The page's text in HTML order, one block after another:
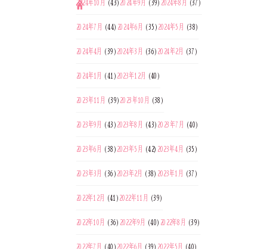
2024年10月 (43) 2024年9月 (39) 2024年8月 (37)
2024年7月 (44) 2024年6月 (35) 2024年5月 (38)
2024年4月 (39) 2024年3月 (36) 2024年2月 (37)
2024年1月 (41) 2023年12月 (40)
2023年11月 (39) 2023年10月 (38)
2023年9月 (43) 2023年8月 (43) 2023年7月 (40)
2023年6月 (38) 2023年5月 (42) 2023年4月 (35)
2023年3月 (36) 2023年2月 (38) 2023年1月 (37)
2022年12月 (41) 2022年11月 (39)
2022年10月 (36) 2022年9月 (40) 2022年8月 (39)
2022年7月 (40) 2022年6月 (39) 2022年5月 (40)